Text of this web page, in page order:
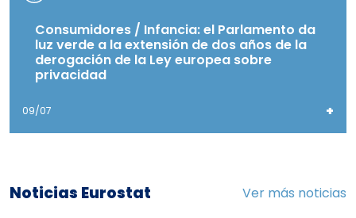
Consumidores / Infancia: el Parlamento da
luz verde a la extensión de dos años de la
derogación de la Ley europea sobre
privacidad
09/07 +
Noticias Eurostat Ver más noticias